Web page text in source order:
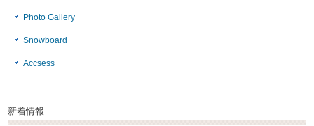
Photo Gallery
Snowboard
Accsess
新着情報